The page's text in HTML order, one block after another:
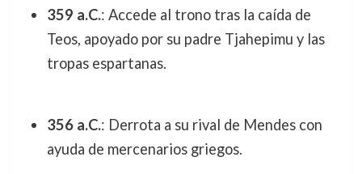
359 a.C.: Accede al trono tras la caída de
Teos, apoyado por su padre Tjahepimu y las
tropas espartanas.
356 a.C.: Derrota a su rival de Mendes con
ayuda de mercenarios griegos.